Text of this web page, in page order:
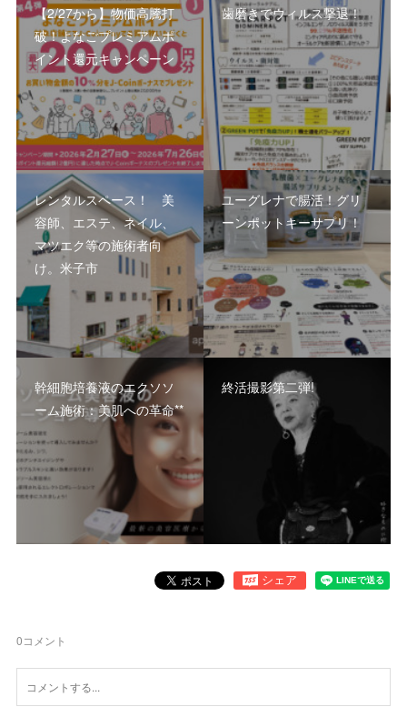
【2/27から】物価高騰打
破！よなごプレミアムポ
イント還元キャンペーン
歯磨きでウィルス撃退！
レンタルスペース！ 美
容師、エステ、ネイル、
マツエク等の施術者向
け。米子市
ユーグレナで腸活！グリ
ーンポットキーサプリ！
幹細胞培養液のエクソソ
ーム施術：美肌への革命**
終活撮影第二弾!
0コメント